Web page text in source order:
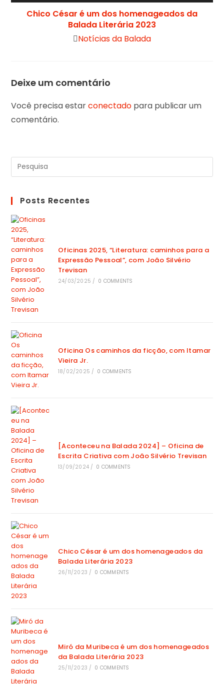
Chico César é um dos homenageados da
Balada Literária 2023
Notícias da Balada
Deixe um comentário
Você precisa estarconectado para publicar um
comentário.
Posts Recentes
Oficinas 2025, “Literatura: caminhos para a
Expressão Pessoal”, com João Silvério
Trevisan
24/03/2025 / 0 COMMENTS
Oficina Os caminhos da ficção, com Itamar
Vieira Jr.
18/02/2025 / 0 COMMENTS
[Aconteceu na Balada 2024] – Oficina de
Escrita Criativa com João Silvério Trevisan
13/09/2024 / 0 COMMENTS
Chico César é um dos homenageados da
Balada Literária 2023
26/11/2023 / 0 COMMENTS
Miró da Muribeca é um dos homenageados
da Balada Literária 2023
25/11/2023 / 0 COMMENTS